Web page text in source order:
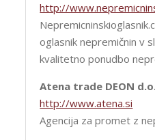
http://
oglasnik nepremičnin v
kvalitetno ponudbo
Atena trade DEON
http://www.atena.si
Agencija za promet z